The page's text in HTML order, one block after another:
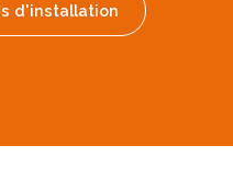
d'installation